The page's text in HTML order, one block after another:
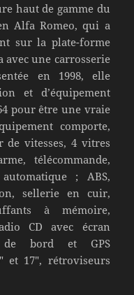
haut de gamme du
Alfa Romeo, qui a
sur la plate-forme
avec une carrosserie
en 1998, elle
et d’équipement
pour être une vraie
comporte,
de vitesses, 4 vitres
télécommande,
; ABS,
sellerie en cuir,
à mémoire,
CD avec écran
de bord et GPS
et 17″, rétroviseurs